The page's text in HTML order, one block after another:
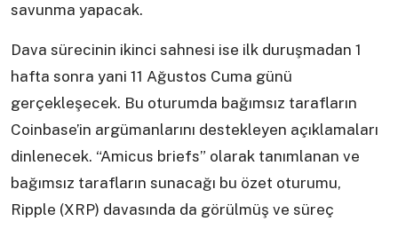
savunma yapacak.
Dava sürecinin ikinci sahnesi ise ilk duruşmadan 1
hafta sonra yani 11 Ağustos Cuma günü
gerçekleşecek. Bu oturumda bağımsız tarafların
Coinbase’in argümanlarını destekleyen açıklamaları
dinlenecek. “Amicus briefs” olarak tanımlanan ve
bağımsız tarafların sunacağı bu özet oturumu,
Ripple (XRP) davasında da görülmüş ve süreç